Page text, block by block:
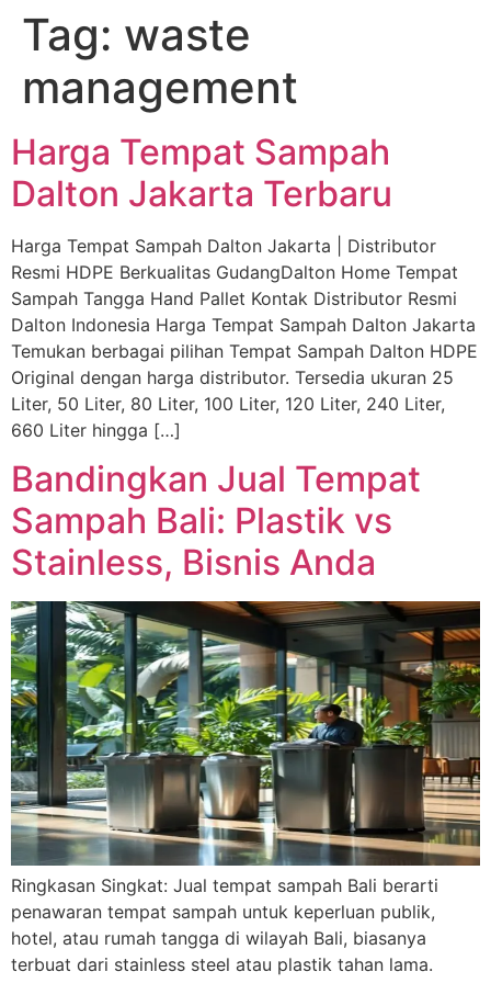
Skip
content
Tag: waste
management
Harga Tempat Sampah
Dalton Jakarta Terbaru
Harga Tempat Sampah Dalton Jakarta | Distributor
Resmi HDPE Berkualitas GudangDalton Home Tempat
Sampah Tangga Hand Pallet Kontak Distributor Resmi
Dalton Indonesia Harga Tempat Sampah Dalton Jakarta
Temukan berbagai pilihan Tempat Sampah Dalton HDPE
Original dengan harga distributor. Tersedia ukuran 25
Liter, 50 Liter, 80 Liter, 100 Liter, 120 Liter, 240 Liter,
660 Liter hingga […]
Bandingkan Jual Tempat
Sampah Bali: Plastik vs
Stainless, Bisnis Anda
Ringkasan Singkat: Jual tempat sampah Bali berarti
penawaran tempat sampah untuk keperluan publik,
hotel, atau rumah tangga di wilayah Bali, biasanya
terbuat dari stainless steel atau plastik tahan lama.